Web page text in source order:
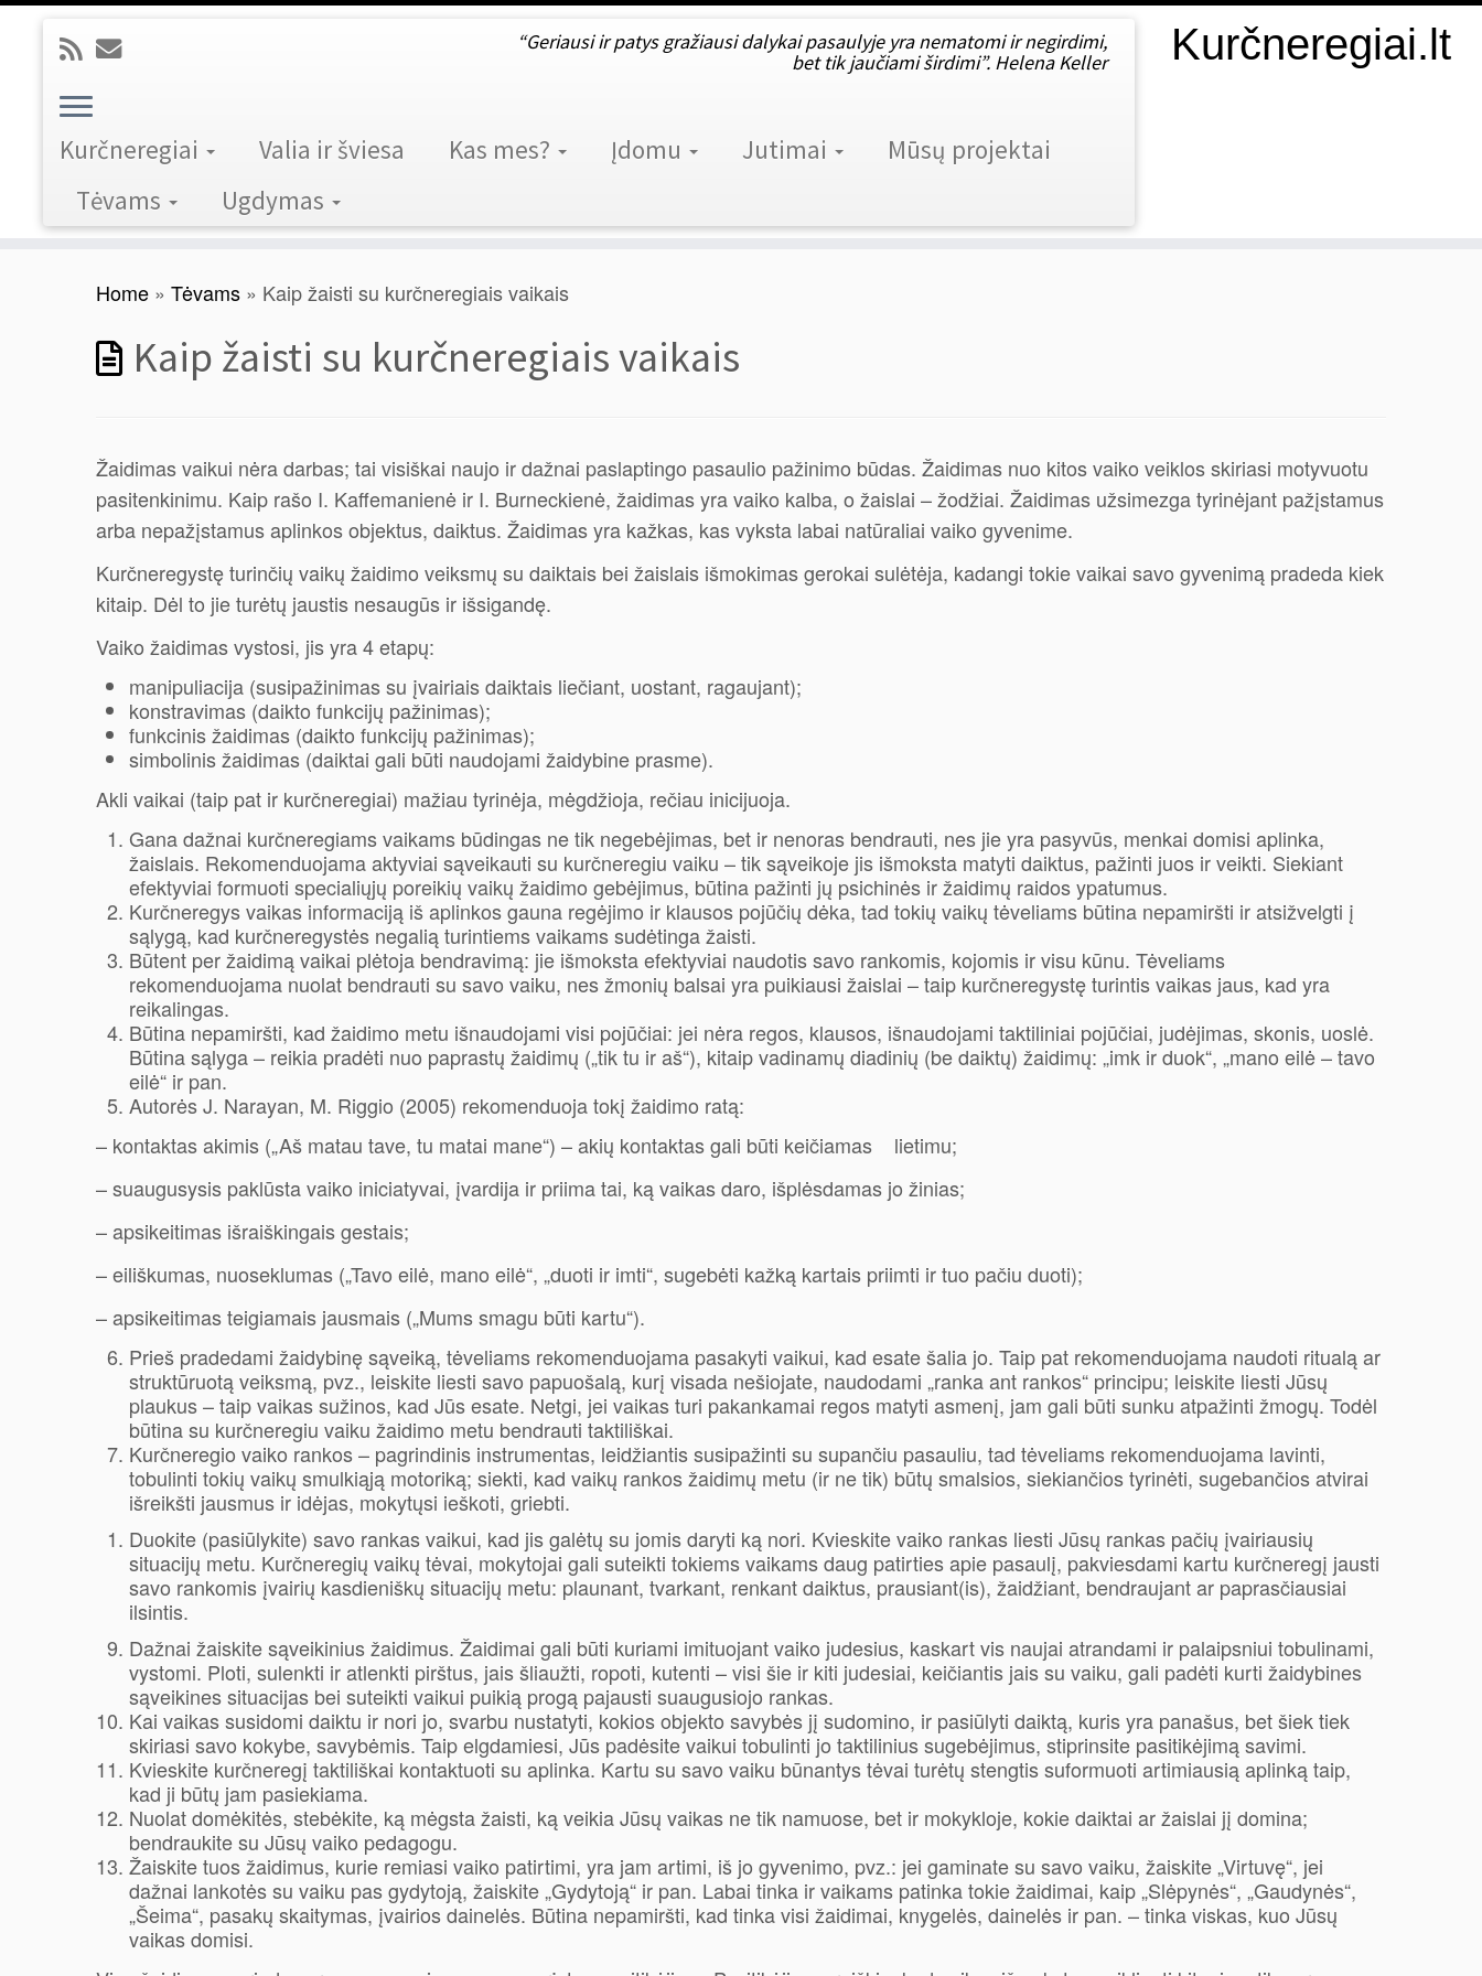
Kurčneregiai.lt
“Geriausi ir patys gražiausi dalykai pasaulyje yra nematomi ir negirdimi,
bet tik jaučiami širdimi”. Helena Keller
Kurčneregiai Valia ir šviesa Kas mes? Įdomu Jutimai
Mūsų projektai
Tėvams
Ugdymas
Home » Tėvams » Kaip žaisti su kurčneregiais vaikais
Kaip žaisti su kurčneregiais vaikais
Žaidimas vaikui nėra darbas; tai visiškai naujo ir dažnai paslaptingo pasaulio pažinimo būdas. Žaidimas nuo kitos vaiko veiklos skiriasi motyvuotu
pasitenkinimu. Kaip rašo I. Kaffemanienė ir I. Burneckienė, žaidimas yra vaiko kalba, o žaislai – žodžiai. Žaidimas užsimezga tyrinėjant pažįstamus
arba nepažįstamus aplinkos objektus, daiktus. Žaidimas yra kažkas, kas vyksta labai natūraliai vaiko gyvenime.
Kurčneregystę turinčių vaikų žaidimo veiksmų su daiktais bei žaislais išmokimas gerokai sulėtėja, kadangi tokie vaikai savo gyvenimą pradeda kiek
kitaip. Dėl to jie turėtų jaustis nesaugūs ir išsigandę.
Vaiko žaidimas vystosi, jis yra 4 etapų:
manipuliacija (susipažinimas su įvairiais daiktais liečiant, uostant, ragaujant);
konstravimas (daikto funkcijų pažinimas);
funkcinis žaidimas (daikto funkcijų pažinimas);
simbolinis žaidimas (daiktai gali būti naudojami žaidybine prasme).
Akli vaikai (taip pat ir kurčneregiai) mažiau tyrinėja, mėgdžioja, rečiau inicijuoja.
Gana dažnai kurčneregiams vaikams būdingas ne tik negebėjimas, bet ir nenoras bendrauti, nes jie yra pasyvūs, menkai domisi aplinka,
žaislais. Rekomenduojama aktyviai sąveikauti su kurčneregiu vaiku – tik sąveikoje jis išmoksta matyti daiktus, pažinti juos ir veikti. Siekiant
efektyviai formuoti specialiųjų poreikių vaikų žaidimo gebėjimus, būtina pažinti jų psichinės ir žaidimų raidos ypatumus.
Kurčneregys vaikas informaciją iš aplinkos gauna regėjimo ir klausos pojūčių dėka, tad tokių vaikų tėveliams būtina nepamiršti ir atsižvelgti į
sąlygą, kad kurčneregystės negalią turintiems vaikams sudėtinga žaisti.
Būtent per žaidimą vaikai plėtoja bendravimą: jie išmoksta efektyviai naudotis savo rankomis, kojomis ir visu kūnu. Tėveliams
rekomenduojama nuolat bendrauti su savo vaiku, nes žmonių balsai yra puikiausi žaislai – taip kurčneregystę turintis vaikas jaus, kad yra
reikalingas.
Būtina nepamiršti, kad žaidimo metu išnaudojami visi pojūčiai: jei nėra regos, klausos, išnaudojami taktiliniai pojūčiai, judėjimas, skonis, uoslė.
Būtina sąlyga – reikia pradėti nuo paprastų žaidimų („tik tu ir aš“), kitaip vadinamų diadinių (be daiktų) žaidimų: „imk ir duok“, „mano eilė – tavo
eilė“ ir pan.
Autorės J. Narayan, M. Riggio (2005) rekomenduoja tokį žaidimo ratą:
– kontaktas akimis („Aš matau tave, tu matai mane“) – akių kontaktas gali būti keičiamas lietimu;
– suaugusysis paklūsta vaiko iniciatyvai, įvardija ir priima tai, ką vaikas daro, išplėsdamas jo žinias;
– apsikeitimas išraiškingais gestais;
– eiliškumas, nuoseklumas („Tavo eilė, mano eilė“, „duoti ir imti“, sugebėti kažką kartais priimti ir tuo pačiu duoti);
– apsikeitimas teigiamais jausmais („Mums smagu būti kartu“).
Prieš pradedami žaidybinę sąveiką, tėveliams rekomenduojama pasakyti vaikui, kad esate šalia jo. Taip pat rekomenduojama naudoti ritualą ar
struktūruotą veiksmą, pvz., leiskite liesti savo papuošalą, kurį visada nešiojate, naudodami „ranka ant rankos“ principu; leiskite liesti Jūsų
plaukus – taip vaikas sužinos, kad Jūs esate. Netgi, jei vaikas turi pakankamai regos matyti asmenį, jam gali būti sunku atpažinti žmogų. Todėl
būtina su kurčneregiu vaiku žaidimo metu bendrauti taktiliškai.
Kurčneregio vaiko rankos – pagrindinis instrumentas, leidžiantis susipažinti su supančiu pasauliu, tad tėveliams rekomenduojama lavinti,
tobulinti tokių vaikų smulkiąją motoriką; siekti, kad vaikų rankos žaidimų metu (ir ne tik) būtų smalsios, siekiančios tyrinėti, sugebančios atvirai
išreikšti jausmus ir idėjas, mokytųsi ieškoti, griebti.
Duokite (pasiūlykite) savo rankas vaikui, kad jis galėtų su jomis daryti ką nori. Kvieskite vaiko rankas liesti Jūsų rankas pačių įvairiausių
situacijų metu. Kurčneregių vaikų tėvai, mokytojai gali suteikti tokiems vaikams daug patirties apie pasaulį, pakviesdami kartu kurčneregį jausti
savo rankomis įvairių kasdieniškų situacijų metu: plaunant, tvarkant, renkant daiktus, prausiant(is), žaidžiant, bendraujant ar paprasčiausiai
ilsintis.
Dažnai žaiskite sąveikinius žaidimus. Žaidimai gali būti kuriami imituojant vaiko judesius, kaskart vis naujai atrandami ir palaipsniui tobulinami,
vystomi. Ploti, sulenkti ir atlenkti pirštus, jais šliaužti, ropoti, kutenti – visi šie ir kiti judesiai, keičiantis jais su vaiku, gali padėti kurti žaidybines
sąveikines situacijas bei suteikti vaikui puikią progą pajausti suaugusiojo rankas.
Kai vaikas susidomi daiktu ir nori jo, svarbu nustatyti, kokios objekto savybės jį sudomino, ir pasiūlyti daiktą, kuris yra panašus, bet šiek tiek
skiriasi savo kokybe, savybėmis. Taip elgdamiesi, Jūs padėsite vaikui tobulinti jo taktilinius sugebėjimus, stiprinsite pasitikėjimą savimi.
Kvieskite kurčneregį taktiliškai kontaktuoti su aplinka. Kartu su savo vaiku būnantys tėvai turėtų stengtis suformuoti artimiausią aplinką taip,
kad ji būtų jam pasiekiama.
Nuolat domėkitės, stebėkite, ką mėgsta žaisti, ką veikia Jūsų vaikas ne tik namuose, bet ir mokykloje, kokie daiktai ar žaislai jį domina;
bendraukite su Jūsų vaiko pedagogu.
Žaiskite tuos žaidimus, kurie remiasi vaiko patirtimi, yra jam artimi, iš jo gyvenimo, pvz.: jei gaminate su savo vaiku, žaiskite „Virtuvę“, jei
dažnai lankotės su vaiku pas gydytoją, žaiskite „Gydytoją“ ir pan. Labai tinka ir vaikams patinka tokie žaidimai, kaip „Slėpynės“, „Gaudynės“,
„Šeima“, pasakų skaitymas, įvairios dainelės. Būtina nepamiršti, kad tinka visi žaidimai, knygelės, dainelės ir pan. – tinka viskas, kuo Jūsų
vaikas domisi.